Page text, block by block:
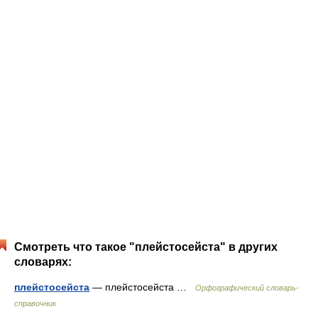
Смотреть что такое "плейстосейста" в других
словарях:
плейстосейста — плейстосейста …
Орфографический словарь-
справочник